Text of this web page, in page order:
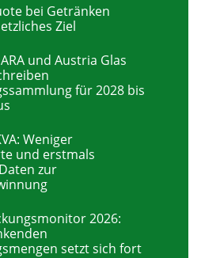
bei Getränken
Ziel
und Austria Glas
für 2028 bis
Weniger
und erstmals
zur
2026:
setzt sich fort